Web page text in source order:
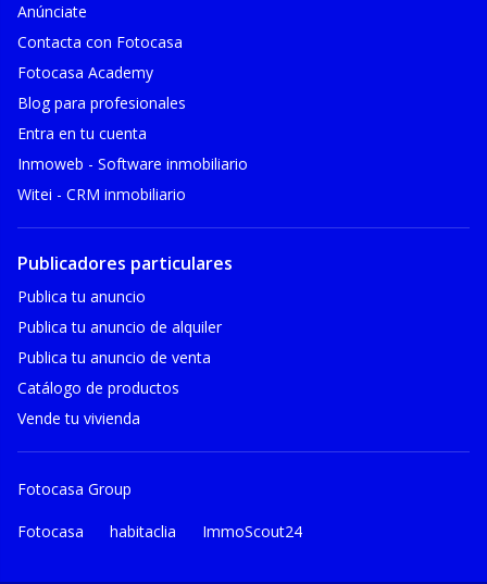
Anúnciate
Contacta con Fotocasa
Fotocasa Academy
Blog para profesionales
Entra en tu cuenta
Inmoweb - Software inmobiliario
Witei - CRM inmobiliario
Publicadores particulares
Publica tu anuncio
Publica tu anuncio de alquiler
Publica tu anuncio de venta
Catálogo de productos
Vende tu vivienda
Fotocasa Group
Fotocasa habitaclia ImmoScout24